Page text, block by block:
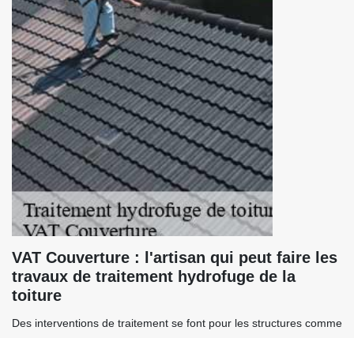
VAT Couverture : l'artisan qui peut faire les
travaux de traitement hydrofuge de la
toiture
Des interventions de traitement se font pour les structures comme